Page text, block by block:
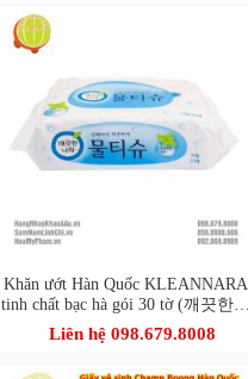
Khăn ướt Hàn Quốc KLEANNARA
tinh chất bạc hà gói 30 tờ (깨끗한나
라물티슈휴대용30매)
Liên hệ 098.679.8008